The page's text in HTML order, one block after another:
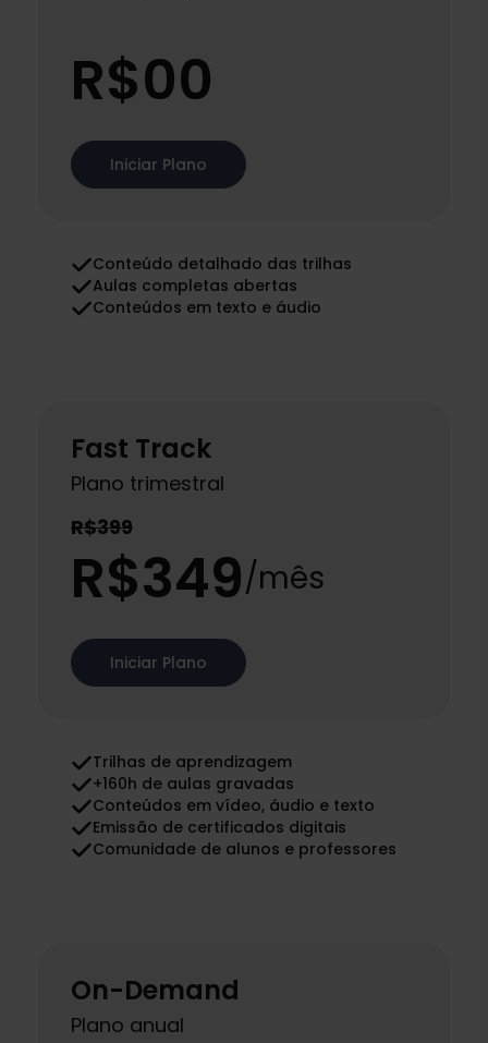
R$00
Iniciar Plano
Conteúdo detalhado das trilhas
Aulas completas abertas
Conteúdos em texto e áudio
Fast Track
Plano trimestral
R$399
R$349/mês
Iniciar Plano
Trilhas de aprendizagem
+160h de aulas gravadas
Conteúdos em vídeo, áudio e texto
Emissão de certificados digitais
Comunidade de alunos e professores
On-Demand
Plano anual